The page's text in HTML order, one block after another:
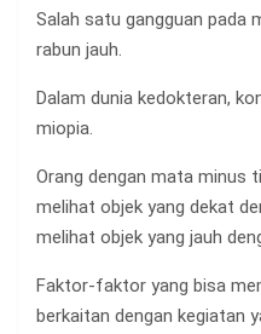
Salah satu gangguan pada
rabun jauh.
Dalam dunia kedokteran,
miopia.
Orang dengan mata minus
melihat objek yang dekat
melihat objek yang jauh
Faktor-faktor yang bisa
berkaitan dengan kegiatan